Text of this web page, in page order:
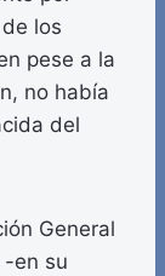
los
pese a la
no había
del
General
-en su